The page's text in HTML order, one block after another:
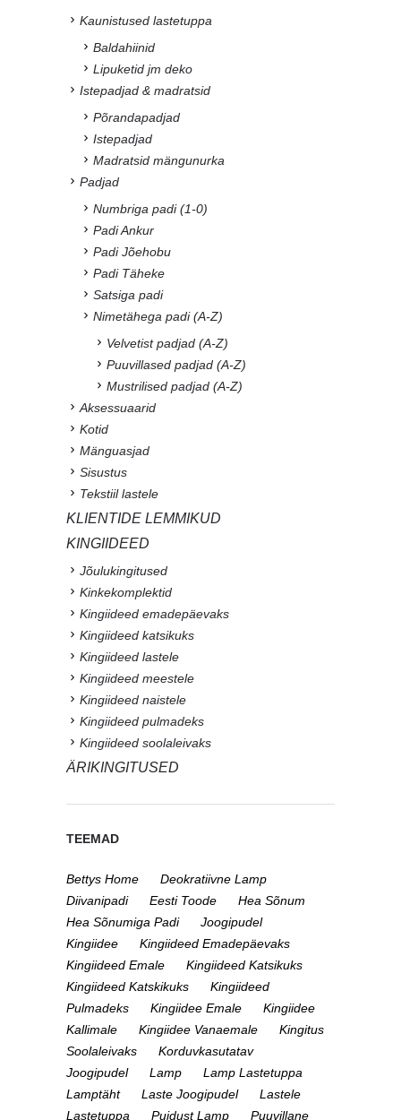
Kaunistused lastetuppa
Baldahiinid
Lipuketid jm deko
Istepadjad & madratsid
Põrandapadjad
Istepadjad
Madratsid mängunurka
Padjad
Numbriga padi (1-0)
Padi Ankur
Padi Jõehobu
Padi Täheke
Satsiga padi
Nimetähega padi (A-Z)
Velvetist padjad (A-Z)
Puuvillased padjad (A-Z)
Mustrilised padjad (A-Z)
Aksessuaarid
Kotid
Mänguasjad
Sisustus
Tekstiil lastele
KLIENTIDE LEMMIKUD
KINGIIDEED
Jõulukingitused
Kinkekomplektid
Kingiideed emadepäevaks
Kingiideed katsikuks
Kingiideed lastele
Kingiideed meestele
Kingiideed naistele
Kingiideed pulmadeks
Kingiideed soolaleivaks
ÄRIKINGITUSED
TEEMAD
Bettys Home
Deokratiivne Lamp
Diivanipadi
Eesti Toode
Hea Sõnum
Hea Sõnumiga Padi
Joogipudel
Kingiidee
Kingiideed Emadepäevaks
Kingiideed Emale
Kingiideed Katsikuks
Kingiideed Katskikuks
Kingiideed
Pulmadeks
Kingiidee Emale
Kingiidee
Kallimale
Kingiidee Vanaemale
Kingitus
Soolaleivaks
Korduvkasutatav
Joogipudel
Lamp
Lamp Lastetuppa
Lamptäht
Laste Joogipudel
Lastele
Lastetuppa
Puidust Lamp
Puuvillane